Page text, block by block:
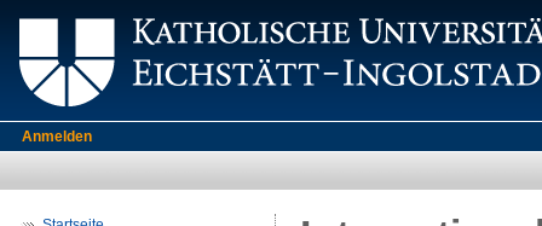
Anmelden